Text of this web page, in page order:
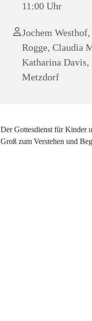
11:00 Uhr
Jochem
Rogge, Claudia
Katharina
Metzdorf
Der Gottesdienst für Kinder
Groß zum Verstehen und